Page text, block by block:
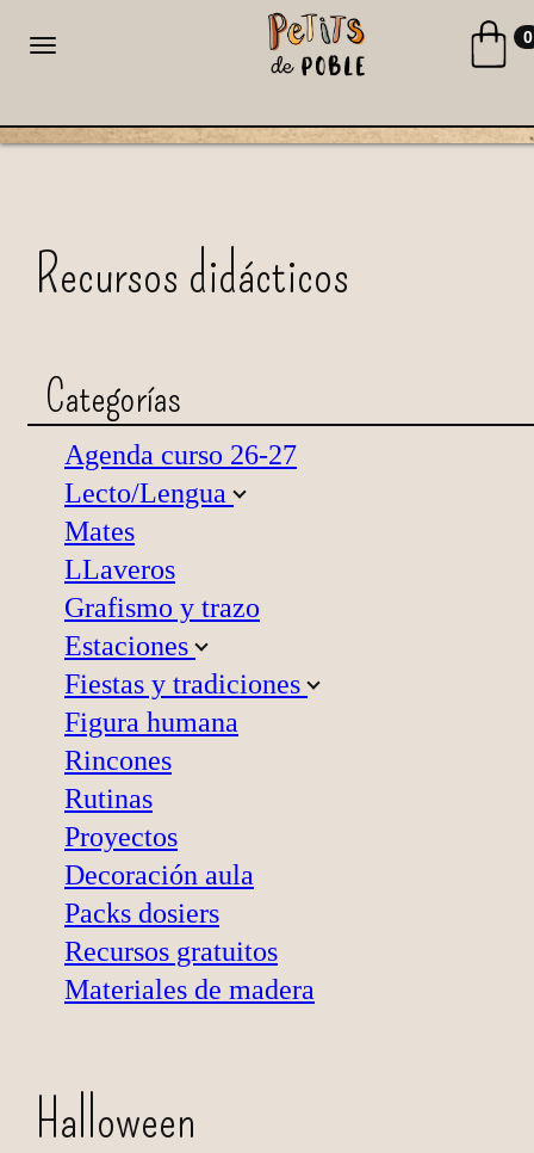
Toggle navigation
Toggle 0
Recursos didácticos
Categorías
Agenda curso 26-27
Lecto/Lengua
Mates
LLaveros
Grafismo y trazo
Estaciones
Fiestas y tradiciones
Figura humana
Rincones
Rutinas
Proyectos
Decoración aula
Packs dosiers
Recursos gratuitos
Materiales de madera
Halloween